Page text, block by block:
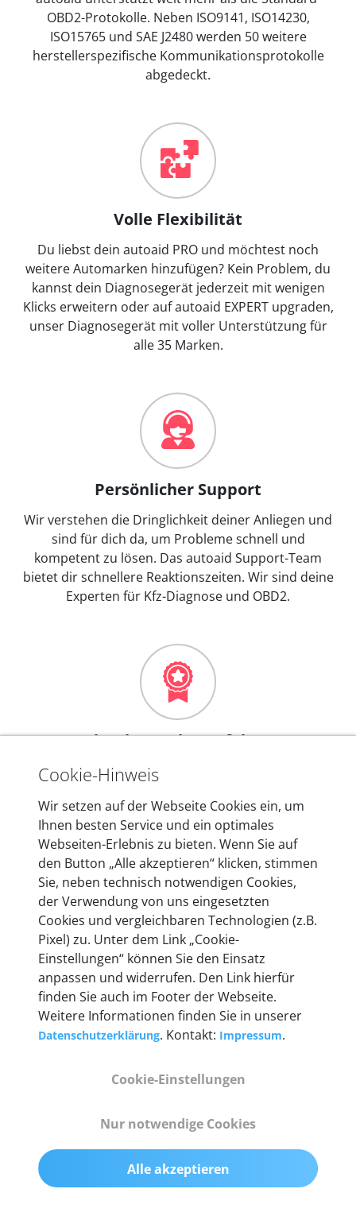
OBD2-Protokolle. Neben ISO9141, ISO14230,
ISO15765 und SAE J2480 werden 50 weitere
herstellerspezifische Kommunikationsprotokolle
abgedeckt.
Volle Flexibilität
Du liebst dein autoaid PRO und möchtest noch
weitere Automarken hinzufügen? Kein Problem, du
kannst dein Diagnosegerät jederzeit mit wenigen
Klicks erweitern oder auf autoaid EXPERT upgraden,
unser Diagnosegerät mit voller Unterstützung für
alle 35 Marken.
Persönlicher Support
Wir verstehen die Dringlichkeit deiner Anliegen und
sind für dich da, um Probleme schnell und
kompetent zu lösen. Das autoaid Support-Team
bietet dir schnellere Reaktionszeiten. Wir sind deine
Experten für Kfz-Diagnose und OBD2.
Mehr als 10 Jahre Erfahrung
In den Kfz-Diagnosegeräten von autoaid stecken
entwickeln wir unsere Produkte am Standort in
Berlin laufend weiter. Auf diese Qualität vertrauen
heute mehr als 60.000 Privatkunden und
Unternehmen.
Technische Details &
Lieferumfang
55 mm x 25 mm x 12 mm
200 g
Cookie-Hinweis
Wir setzen auf der Webseite Cookies ein, um
Ihnen besten Service und ein optimales
Webseiten-Erlebnis zu bieten. Wenn Sie auf
den Button „Alle akzeptieren“ klicken, stimmen
Sie, neben technisch notwendigen Cookies,
der Verwendung von uns eingesetzten
Cookies und vergleichbaren Technologien (z.B.
Pixel) zu. Unter dem Link „Cookie-
Einstellungen“ können Sie den Einsatz
anpassen und widerrufen. Den Link hierfür
finden Sie auch im Footer der Webseite.
Weitere Informationen finden Sie in unserer
Datenschutzerklärung. Kontakt: Impressum.
Cookie-Einstellungen
Nur notwendige Cookies
Alle akzeptieren